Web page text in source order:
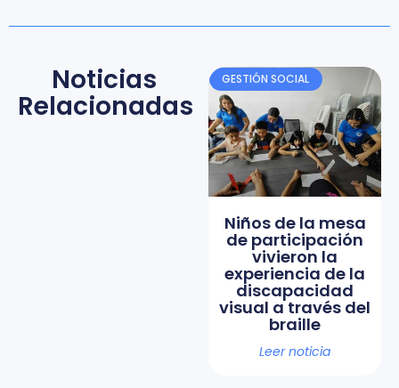
Noticias
Relacionadas
GESTIÓN SOCIAL
Niños de la mesa
de participación
vivieron la
experiencia de la
discapacidad
visual a través del
braille
Leer noticia